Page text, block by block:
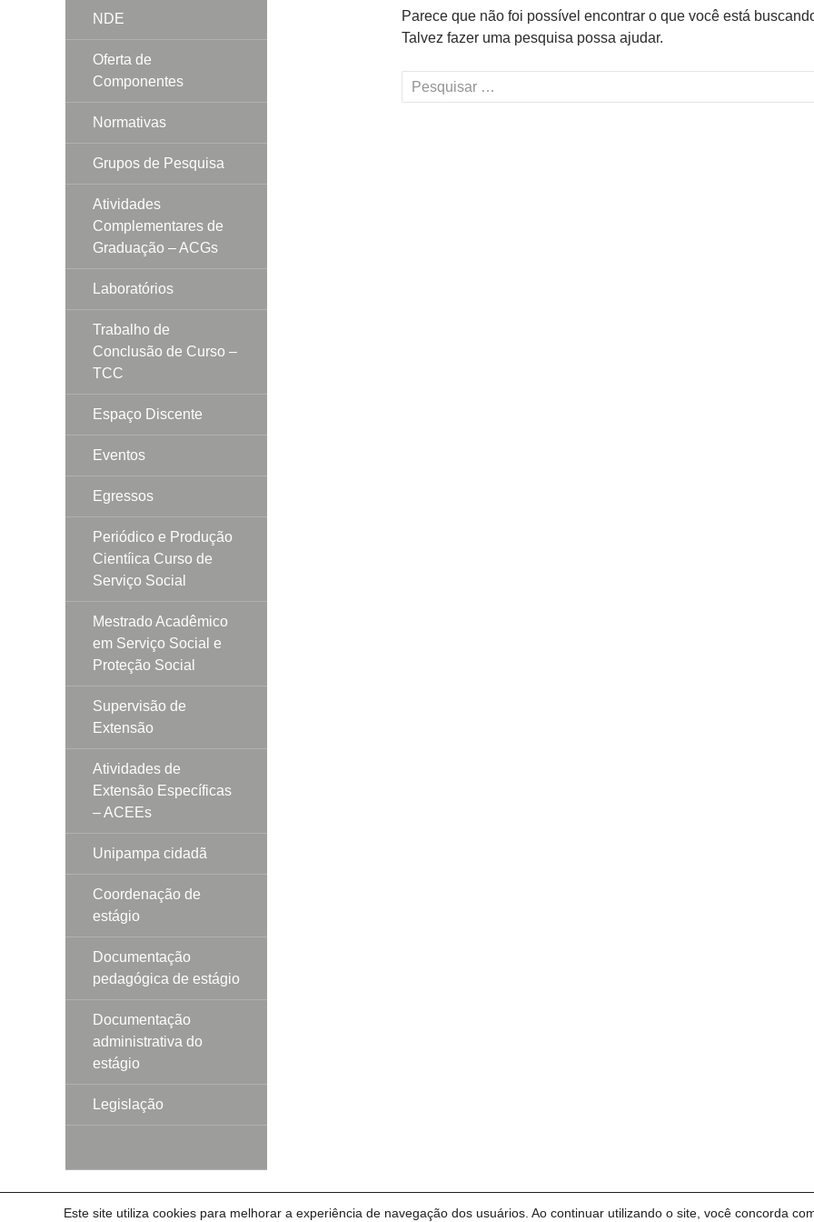
Este site utiliza cookies para melhorar a experiência de navegação dos usuários. Ao continuar utilizando o site, você concorda
Parece que não foi possível encontrar o que você está
Talvez fazer uma pesquisa possa ajudar.
Pesquisar
por:
NDE
Oferta de
Componentes
Normativas
Grupos de Pesquisa
Atividades
Complementares de
Graduação – ACGs
Laboratórios
Trabalho de
Conclusão de Curso –
TCC
Espaço Discente
Eventos
Egressos
Periódico e Produção
Cientíica Curso de
Serviço Social
Mestrado Acadêmico
em Serviço Social e
Proteção Social
Supervisão de
Extensão
Atividades de
Extensão Específicas
– ACEEs
Unipampa cidadã
Coordenação de
estágio
Documentação
pedagógica de estágio
Documentação
administrativa do
estágio
Legislação